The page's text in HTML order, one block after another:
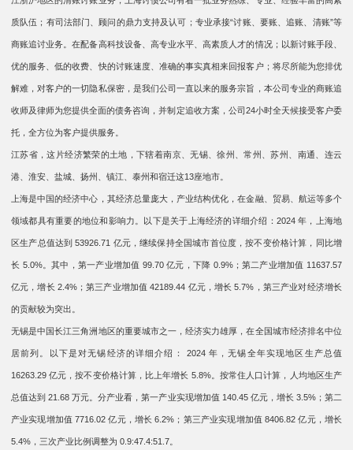
质队伍；有司法部门、顾问的鼎力支持及认可；专业承接“讨账、要账、追账、清账”等
商账追讨业务。在配备高科技设备、高专业水平、高素质人才的情况；以新讨账手段、
优的服务、低的收费、快的讨账速度、准确的事实真相来回报客户；将尽所能为您排优
解难，对客户的一切隐私保密，是我们公司一直以来的服务宗旨，本公司专业的商账追
收师及律师为您提供全面的债务咨询，并制定追收方案，公司24小时全天候接受客户委
托，全方位为客户提供服务。
江苏省，这片经济繁荣的土地，下辖着南京、无锡、徐州、常州、苏州、南通、连云
港、淮安、盐城、扬州、镇江、泰州和宿迁这13座地市。
上海是中国的经济中心，其经济总量庞大，产业结构优化，在金融、贸易、航运等多个
领域都具有重要的地位和影响力。以下是关于上海经济的详细介绍：2024 年，上海地
区生产总值达到 53926.71 亿元，继续保持全国城市首位度，按不变价格计算，同比增
长 5.0%。其中，第一产业增加值 99.70 亿元，下降 0.9%；第二产业增加值 11637.57
亿元，增长 2.4%；第三产业增加值 42189.44 亿元，增长 5.7%，第三产业对经济增长
的贡献较为突出。
无锡是中国长江三角洲地区的重要城市之一，经济实力雄厚，在全国城市经济排名中位
居前列。以下是对无锡经济的详细介绍： 2024 年，无锡全年实现地区生产总值
16263.29 亿元，按不变价格计算，比上年增长 5.8%。按常住人口计算，人均地区生产
总值达到 21.68 万元。分产业看，第一产业实现增加值 140.45 亿元，增长 3.5%；第二
产业实现增加值 7716.02 亿元，增长 6.2%；第三产业实现增加值 8406.82 亿元，增长
5.4%，三次产业比例调整为 0.9:47.4:51.7。